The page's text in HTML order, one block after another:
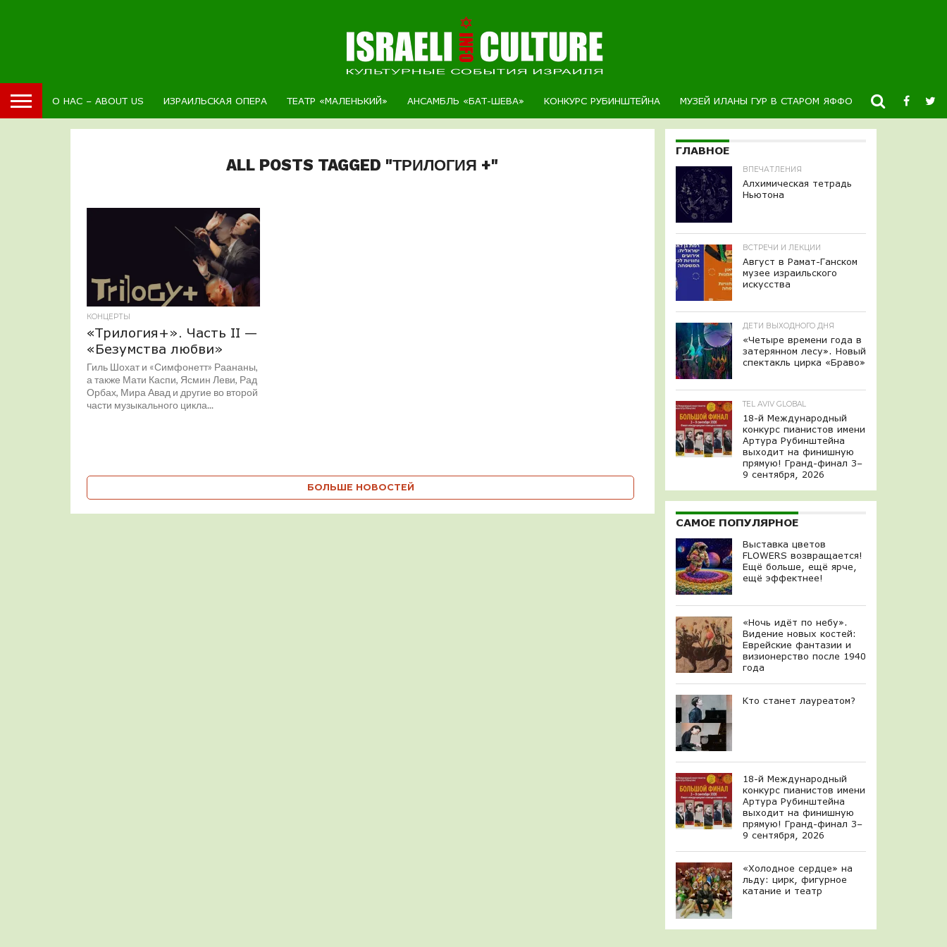
О НАС – ABOUT US ИЗРАИЛЬСКАЯ ОПЕРА ТЕАТР «МАЛЕНЬКИЙ» АНСАМБЛЬ «БАТ-ШЕВА» КОНКУРС РУБИНШТЕЙНА МУЗЕЙ ИЛАНЫ ГУР В СТАРОМ ЯФФО НОВОСТИ
ALL POSTS TAGGED "ТРИЛОГИЯ +"
КОНЦЕРТЫ
«Трилогия+». Часть II —
«Безумства любви»
Гиль Шохат и «Симфонетт» Раананы,
а также Мати Каспи, Ясмин Леви, Рад
Орбах, Мира Авад и другие во второй
части музыкального цикла...
БОЛЬШЕ НОВОСТЕЙ
ГЛАВНОЕ
ВПЕЧАТЛЕНИЯ
Алхимическая тетрадь
Ньютона
ВСТРЕЧИ И ЛЕКЦИИ
Август в Рамат-Ганском
музее израильского
искусства
ДЕТИ ВЫХОДНОГО ДНЯ
«Четыре времени года в
затерянном лесу». Новый
спектакль цирка «Браво»
TEL AVIV GLOBAL
18-й Международный
конкурс пианистов имени
Артура Рубинштейна
выходит на финишную
прямую! Гранд-финал 3–
9 сентября, 2026
САМОЕ ПОПУЛЯРНОЕ
Выставка цветов
FLOWERS возвращается!
Ещё больше, ещё ярче,
ещё эффектнее!
«Ночь идёт по небу».
Видение новых костей:
Еврейские фантазии и
визионерство после 1940
года
Кто станет лауреатом?
18-й Международный
конкурс пианистов имени
Артура Рубинштейна
выходит на финишную
прямую! Гранд-финал 3–
9 сентября, 2026
«Холодное сердце» на
льду: цирк, фигурное
катание и театр